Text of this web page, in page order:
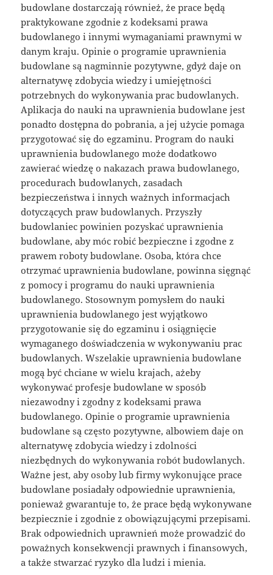
budowlane dostarczają również, że prace będą
praktykowane zgodnie z kodeksami prawa
budowlanego i innymi wymaganiami prawnymi w
danym kraju. Opinie o programie uprawnienia
budowlane są nagminnie pozytywne, gdyż daje on
alternatywę zdobycia wiedzy i umiejętności
potrzebnych do wykonywania prac budowlanych.
Aplikacja do nauki na uprawnienia budowlane jest
ponadto dostępna do pobrania, a jej użycie pomaga
przygotować się do egzaminu. Program do nauki
uprawnienia budowlanego może dodatkowo
zawierać wiedzę o nakazach prawa budowlanego,
procedurach budowlanych, zasadach
bezpieczeństwa i innych ważnych informacjach
dotyczących praw budowlanych. Przyszły
budowlaniec powinien pozyskać uprawnienia
budowlane, aby móc robić bezpieczne i zgodne z
prawem roboty budowlane. Osoba, która chce
otrzymać uprawnienia budowlane, powinna sięgnąć
z pomocy i programu do nauki uprawnienia
budowlanego. Stosownym pomysłem do nauki
uprawnienia budowlanego jest wyjątkowo
przygotowanie się do egzaminu i osiągnięcie
wymaganego doświadczenia w wykonywaniu prac
budowlanych. Wszelakie uprawnienia budowlane
mogą być chciane w wielu krajach, ażeby
wykonywać profesje budowlane w sposób
niezawodny i zgodny z kodeksami prawa
budowlanego. Opinie o programie uprawnienia
budowlane są często pozytywne, albowiem daje on
alternatywę zdobycia wiedzy i zdolności
niezbędnych do wykonywania robót budowlanych.
Ważne jest, aby osoby lub firmy wykonujące prace
budowlane posiadały odpowiednie uprawnienia,
ponieważ gwarantuje to, że prace będą wykonywane
bezpiecznie i zgodnie z obowiązującymi przepisami.
Brak odpowiednich uprawnień może prowadzić do
poważnych konsekwencji prawnych i finansowych,
a także stwarzać ryzyko dla ludzi i mienia.